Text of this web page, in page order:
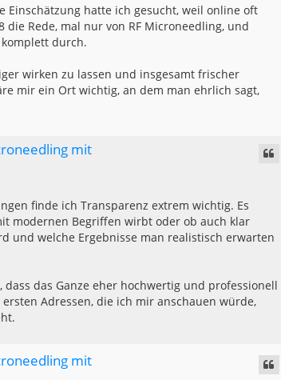
Einschätzung hatte ich gesucht, weil online oft
Rede, mal nur von RF Microneedling, und
durch.
wirken zu lassen und insgesamt frischer
mir ein Ort wichtig, an dem man ehrlich sagt,
mit
finde ich Transparenz extrem wichtig. Es
modernen Begriffen wirbt oder ob auch klar
und welche Ergebnisse man realistisch erwarten
das Ganze eher hochwertig und professionell
Adressen, die ich mir anschauen würde,
mit